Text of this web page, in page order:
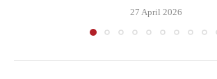
27 April 2026